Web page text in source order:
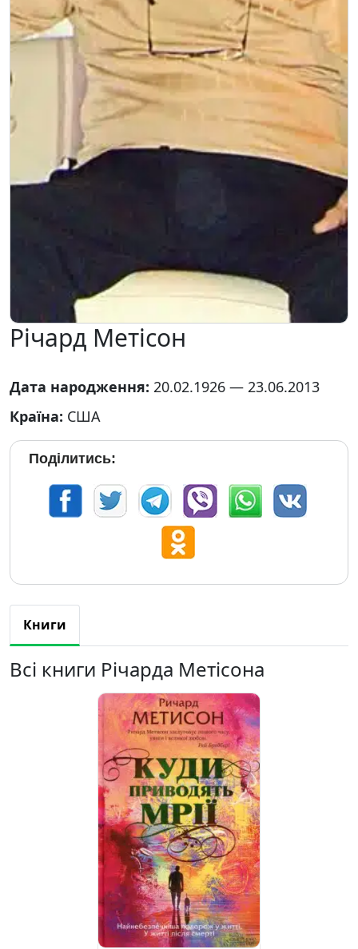
Річард Метісон
Дата народження: 20.02.1926 — 23.06.2013
Країна: США
Поділитись:
Книги
Всі книги Річарда Метісона